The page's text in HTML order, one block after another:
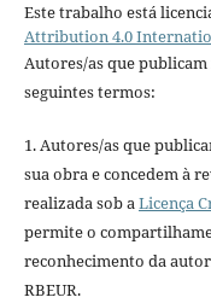
Este trabalho está
Attribution 4.0
Autores/as que
seguintes termos:
1. Autores/as que
sua obra e concedem à
realizada sob aLicença
permite o
reconhecimento da
RBEUR.